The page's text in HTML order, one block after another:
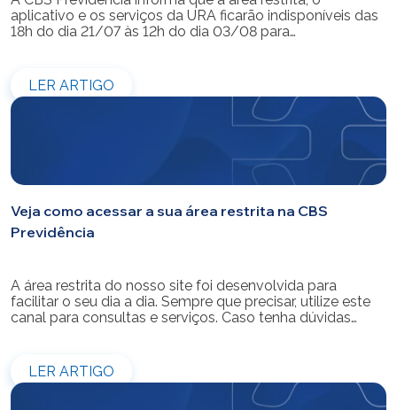
aplicativo e os serviços da URA ficarão indisponíveis das
18h do dia 21/07 às 12h do dia 03/08 para
entre os dias 22/07 e 31/07. Reforçamos que as
simulações e contratações de empréstimos […]
LER ARTIGO
Veja como acessar a sua área restrita na CBS
Previdência
A área restrita do nosso site foi desenvolvida para
facilitar o seu dia a dia. Sempre que precisar, utilize este
canal para consultas e serviços. Caso tenha dúvidas
LER ARTIGO